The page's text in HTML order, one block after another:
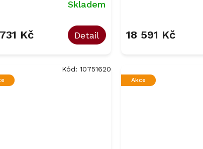
Skladem
Kč Detail 18 591 Kč
Kód: 10751620
Akce